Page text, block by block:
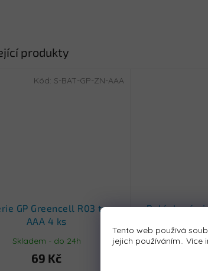
Tento web používá
jejich používáním.. Více
produkty
GP Greencell R03 typ
AAA 4 ks
Skladem - do 24h
69 Kč
Kód: S-BAT-GP-ZN-AAA
Balónková